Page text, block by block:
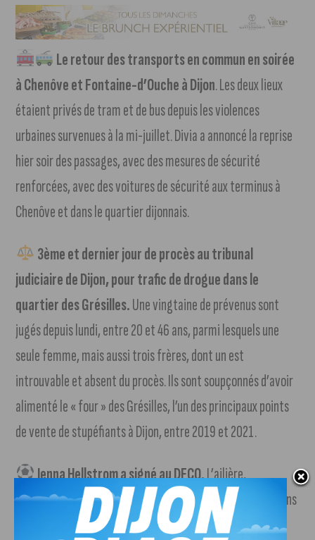
Le retour des transports en commun en soirée
à Chenôve et Fontaine-d’Ouche à Dijon. Les deux lieux
étaient privés de tram et de bus depuis les violences
urbaines survenues à la mi-juillet. Divia a annoncé la reprise
hier soir des passages, avec des mesures de sécurité
renforcées, avec des voitures de sécurité aux terminus à
Chenôve et dans le quartier dijonnais.
3ème et dernier jour de procès au tribunal
judiciaire de Dijon, pour trafic de drogue dans le
quartier des Grésilles.Une vingtaine de prévenus sont
jugés depuis lundi, entre 20 et 46 ans, parmi lesquels une
seule femme, mais aussi trois frères, dont un est
introuvable et absent du procès. Ils sont soupçonnés d’avoir
alimenté le « four » des Grésilles, l’un des principaux points
de vente de stupéfiants à Dijon, entre 2019 et 2021.
Jenna Hellstrom a signé au DFCO.L’ailière,
internationale canadienne, a paraphé un contrat de deux ans
avec le club de football dijonnais.